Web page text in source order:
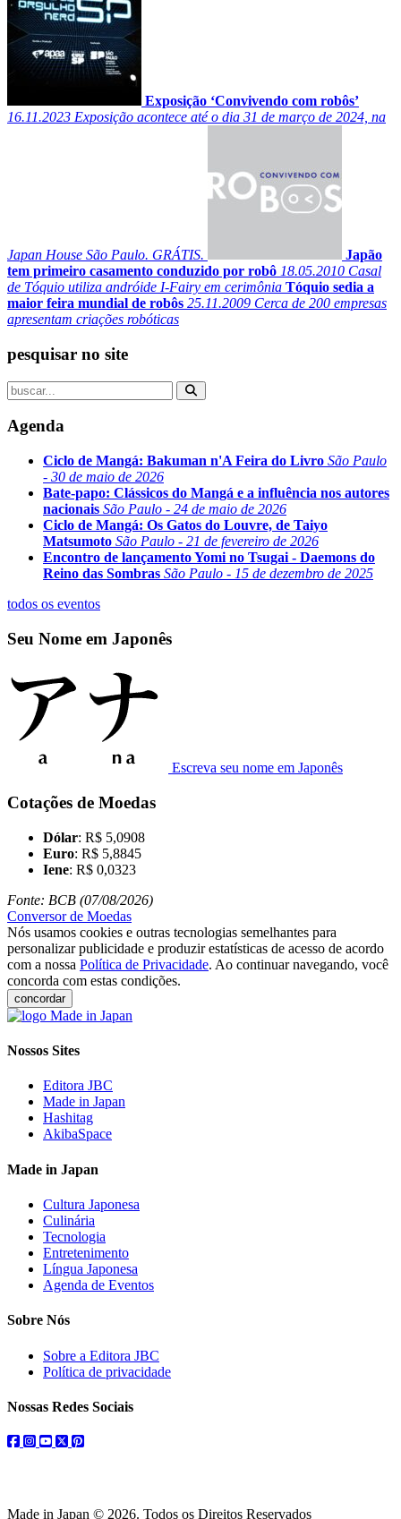
Exposição ‘Convivendo com robôs’
16.11.2023 Exposição acontece até o dia 31 de março de 2024, na
Japan House São Paulo. GRÁTIS.
Japão
tem primeiro casamento conduzido por robô 18.05.2010 Casal
de Tóquio utiliza andróide I-Fairy em cerimônia Tóquio sedia a
maior feira mundial de robôs 25.11.2009 Cerca de 200 empresas
apresentam criações robóticas
pesquisar no site
Agenda
Ciclo de Mangá: Bakuman n'A Feira do Livro São Paulo
- 30 de maio de 2026
Bate-papo: Clássicos do Mangá e a influência nos autores
nacionais São Paulo - 24 de maio de 2026
Ciclo de Mangá: Os Gatos do Louvre, de Taiyo
Matsumoto São Paulo - 21 de fevereiro de 2026
Encontro de lançamento Yomi no Tsugai - Daemons do
Reino das Sombras São Paulo - 15 de dezembro de 2025
todos os eventos
Seu Nome em Japonês
Escreva seu nome em Japonês
Cotações de Moedas
Dólar: R$ 5,0908
Euro: R$ 5,8845
Iene: R$ 0,0323
Fonte: BCB (07/08/2026)
Conversor de Moedas
Nós usamos cookies e outras tecnologias semelhantes para
personalizar publicidade e produzir estatísticas de acesso de acordo
com a nossa Política de Privacidade. Ao continuar navegando, você
concorda com estas condições.
concordar
Nossos Sites
Editora JBC
Made in Japan
Hashitag
AkibaSpace
Made in Japan
Cultura Japonesa
Culinária
Tecnologia
Entretenimento
Língua Japonesa
Agenda de Eventos
Sobre Nós
Sobre a Editora JBC
Política de privacidade
Nossas Redes Sociais
facebook
instagram
youtube
twitterpinterest
Made in Japan © 2026. Todos os Direitos Reservados